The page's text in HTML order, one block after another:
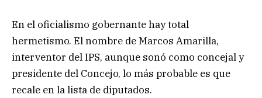
En el oficialismo gobernante hay total
hermetismo. El nombre de Marcos Amarilla,
interventor del IPS, aunque sonó como concejal y
presidente del Concejo, lo más probable es que
recale en la lista de diputados.